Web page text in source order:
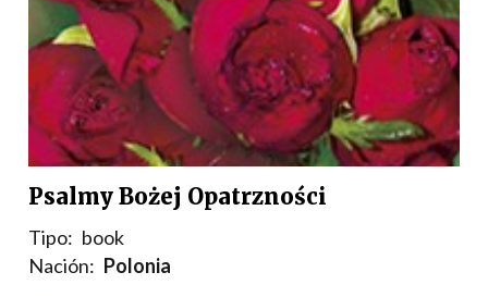
Psalmy Bożej Opatrzności
Tipo: book
Nación: Polonia